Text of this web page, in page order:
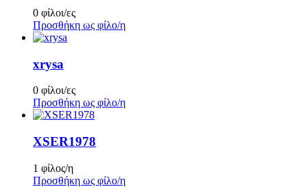
0 φίλοι/ες
Προσθήκη ως φίλο/η
xrysa
0 φίλοι/ες
Προσθήκη ως φίλο/η
XSER1978
1 φίλος/η
Προσθήκη ως φίλο/η